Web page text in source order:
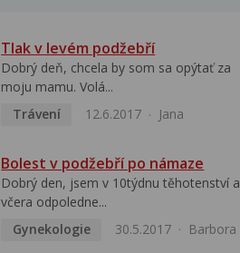
Tlak v levém podžebří
Dobrý deň, chcela by som sa opýtať za
moju mamu. Volá...
Trávení
12.6.2017 Jana
Bolest v podžebří po námaze
Dobrý den, jsem v 10týdnu těhotenství a
včera odpoledne...
Gynekologie
30.5.2017 Barbora